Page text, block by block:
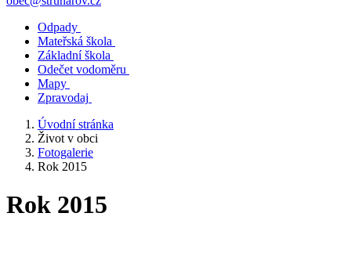
Odpady
Mateřská škola
Základní škola
Odečet vodoměru
Mapy
Zpravodaj
Úvodní stránka
Život v obci
Fotogalerie
Rok 2015
Rok 2015